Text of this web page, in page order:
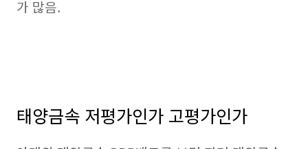
가 많음.
태양금속 저평가인가 고평가인가